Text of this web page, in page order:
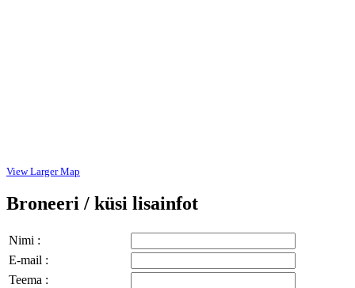
View Larger Map
Broneeri / küsi lisainfot
Nimi :
E-mail :
Teema :